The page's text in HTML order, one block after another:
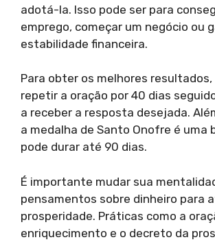
adotá-la. Isso pode ser para
emprego, começar um negócio ou
estabilidade financeira.
Para obter os melhores
repetir a oração por 40 dias
a receber a resposta desejada.
a medalha de Santo Onofre é uma
pode durar até 90 dias.
É importante mudar sua
pensamentos sobre dinheiro para
prosperidade. Práticas como a
enriquecimento e o decreto da